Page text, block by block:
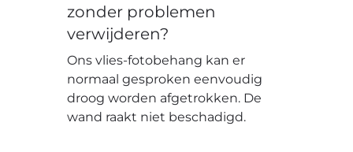
zonder problemen
verwijderen?
Ons vlies-fotobehang kan er
normaal gesproken eenvoudig
droog worden afgetrokken. De
wand raakt niet beschadigd.